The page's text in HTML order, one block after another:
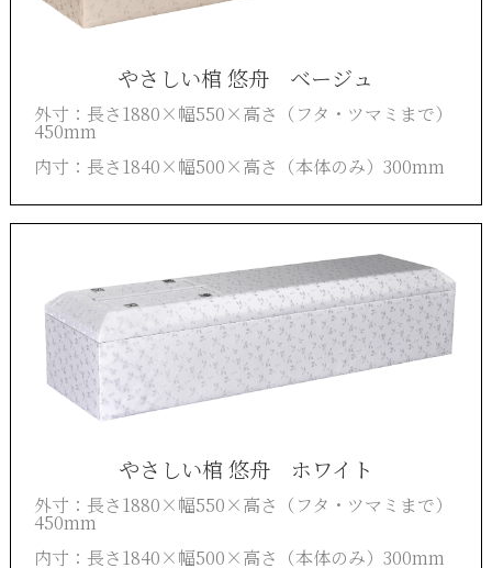
やさしい棺 悠舟 ベージュ
外寸：長さ1880×幅550×高さ（フタ・ツマミまで）
450mm
内寸：長さ1840×幅500×高さ（本体のみ） 300mm
やさしい棺 悠舟 ホワイト
外寸：長さ1880×幅550×高さ（フタ・ツマミまで）
450mm
内寸：長さ1840×幅500×高さ（本体のみ）300mm